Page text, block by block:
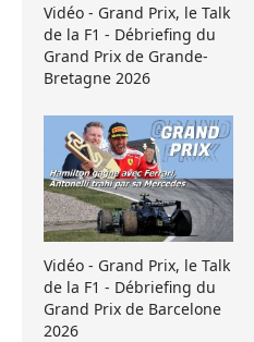
Vidéo - Grand Prix, le Talk
de la F1 - Débriefing du
Grand Prix de Grande-
Bretagne 2026
Vidéo - Grand Prix, le Talk
de la F1 - Débriefing du
Grand Prix de Barcelone
2026